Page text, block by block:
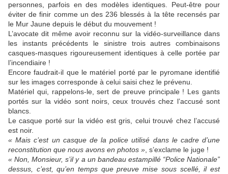
personnes, parfois en des modèles identiques. Peut-être pour
éviter de finir comme un des 236 blessés à la tête recensés par
le Mur Jaune depuis le début du mouvement !
L’avocate dit même avoir reconnu sur la vidéo-surveillance dans
les instants précédents le sinistre trois autres combinaisons
casques-masques rigoureusement identiques à celle portée par
l’incendiaire !
Encore faudrait-il que le matériel porté par le pyromane identifié
sur les images corresponde à celui saisi chez le prévenu.
Matériel qui, rappelons-le, sert de preuve principale ! Les gants
portés sur la vidéo sont noirs, ceux trouvés chez l’accusé sont
blancs.
Le casque porté sur la vidéo est gris, celui trouvé chez l’accusé
est noir.
« Mais c’est un casque de la police utilisé dans le cadre d’une
reconstitution que nous avons en photos » , s’exclame le juge !
« Non, Monsieur, s’il y a un bandeau estampillé “Police Nationale”
dessus, c’est, qu’en temps que preuve mise sous scellé, il est